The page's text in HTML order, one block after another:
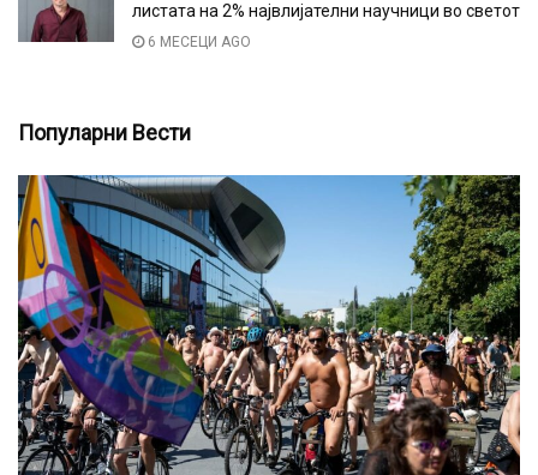
листата на 2% највлијателни научници во светот
6 МЕСЕЦИ AGO
Популарни Вести